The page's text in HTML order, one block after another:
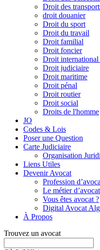
Droit des
droit douanier
Droit du sport
Droit du travail
Droit familial
Droit foncier
Droit
Droit judiciaire
Droit maritime
Droit pénal
Droit routier
Droit social
Droits de l'homme
JO
Codes & Lois
Poser une Question
Carte Judiciaire
Organisation
Liens Utiles
Devenir Avocat
Profession
Le métier
Vous êtes avocat ?
Digital Avocat
À Propos
Trouvez un avocat